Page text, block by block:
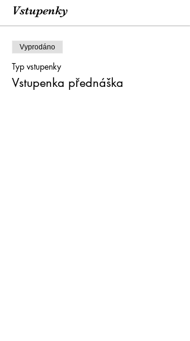
Vstupenky
Vyprodáno
Typ vstupenky
Vstupenka přednáška